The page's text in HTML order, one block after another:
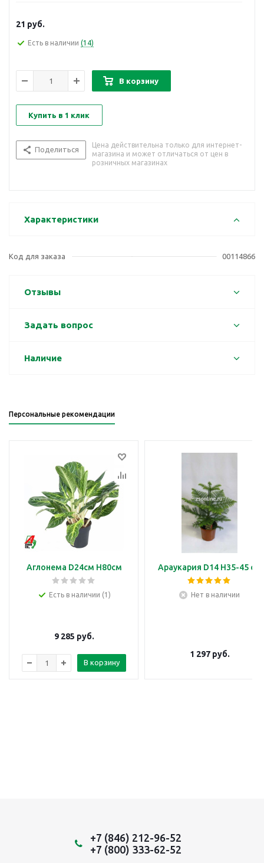
21 руб.
Есть в наличии (14)
В корзину
Купить в 1 клик
Поделиться
Цена действительна только для интернет-
магазина и может отличаться от цен в
розничных магазинах
Характеристики
Код для заказа 00114866
Отзывы
Задать вопрос
Наличие
Персональные рекомендации
Аглонема D24см H80см
Есть в наличии (1)
9 285 руб.
В корзину
Араукария D14 H35-45 см
Нет в наличии
1 297руб.
+7 (846) 212-96-52
+7 (800) 333-62-52